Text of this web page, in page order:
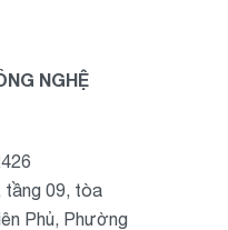
NGHỆ
tầng 09, tòa
Phủ, Phường